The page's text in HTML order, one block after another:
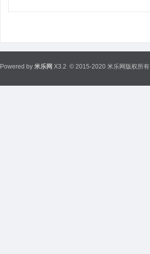
Powered by 米乐网 X3.2 © 2015-2020 米乐网版权所有